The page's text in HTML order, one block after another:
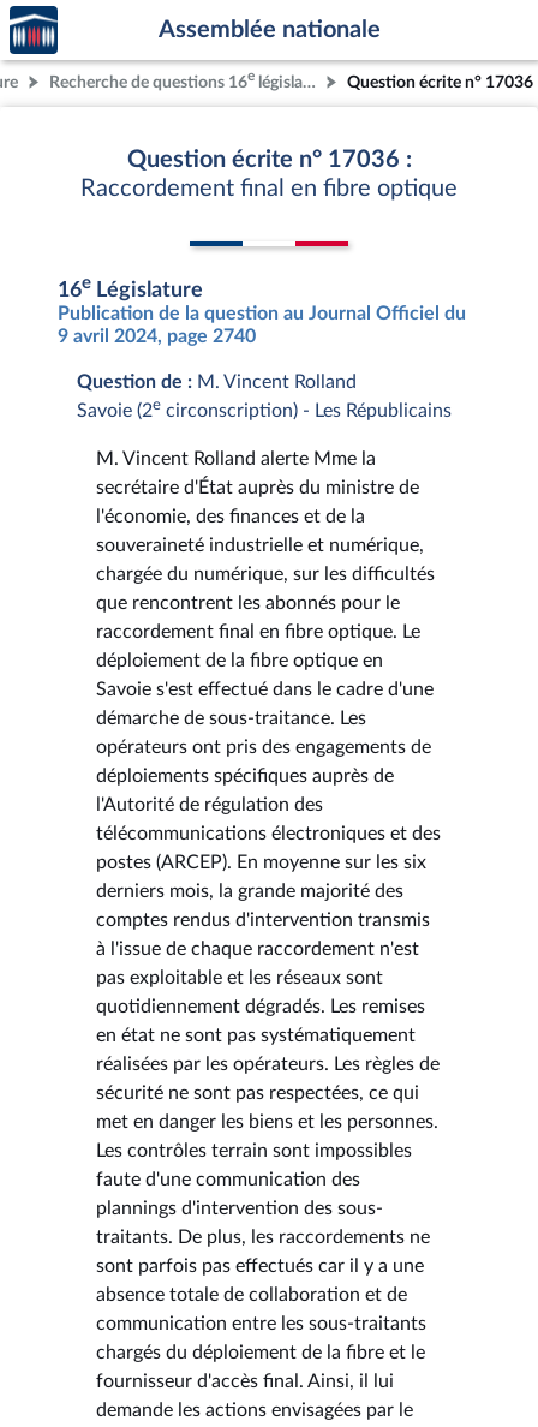
Aller au contenu
Aller en bas de la page
Accèder
à la
page
d'accueil
Assemblée nationale
Recherche de questions 16e législature Question écrite n° 17036
Question écrite n° 17036 :
Raccordement final en fibre optique
16e Législature
Publication de la question au Journal Officiel du
9 avril 2024, page 2740
Question de : M. Vincent Rolland
Savoie (2e circonscription) - Les Républicains
M. Vincent Rolland alerte Mme la
secrétaire d'État auprès du ministre de
l'économie, des finances et de la
souveraineté industrielle et numérique,
chargée du numérique, sur les difficultés
que rencontrent les abonnés pour le
raccordement final en fibre optique. Le
déploiement de la fibre optique en
Savoie s'est effectué dans le cadre d'une
démarche de sous-traitance. Les
opérateurs ont pris des engagements de
déploiements spécifiques auprès de
l'Autorité de régulation des
télécommunications électroniques et des
postes (ARCEP). En moyenne sur les six
derniers mois, la grande majorité des
comptes rendus d'intervention transmis
à l'issue de chaque raccordement n'est
pas exploitable et les réseaux sont
quotidiennement dégradés. Les remises
en état ne sont pas systématiquement
réalisées par les opérateurs. Les règles de
sécurité ne sont pas respectées, ce qui
met en danger les biens et les personnes.
Les contrôles terrain sont impossibles
faute d'une communication des
plannings d'intervention des sous-
traitants. De plus, les raccordements ne
sont parfois pas effectués car il y a une
absence totale de collaboration et de
communication entre les sous-traitants
chargés du déploiement de la fibre et le
fournisseur d'accès final. Ainsi, il lui
demande les actions envisagées par le